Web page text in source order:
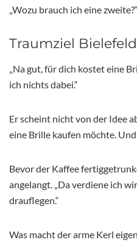
„Wozu brauch ich eine zweite?“
Traumziel Bielefeld
„Na gut, für dich kostet eine
ich nichts dabei.“
Er scheint nicht von der Idee
eine Brille kaufen möchte.
Bevor der Kaffee
angelangt. „Da verdiene ich
drauflegen.“
Was macht der arme Kerl